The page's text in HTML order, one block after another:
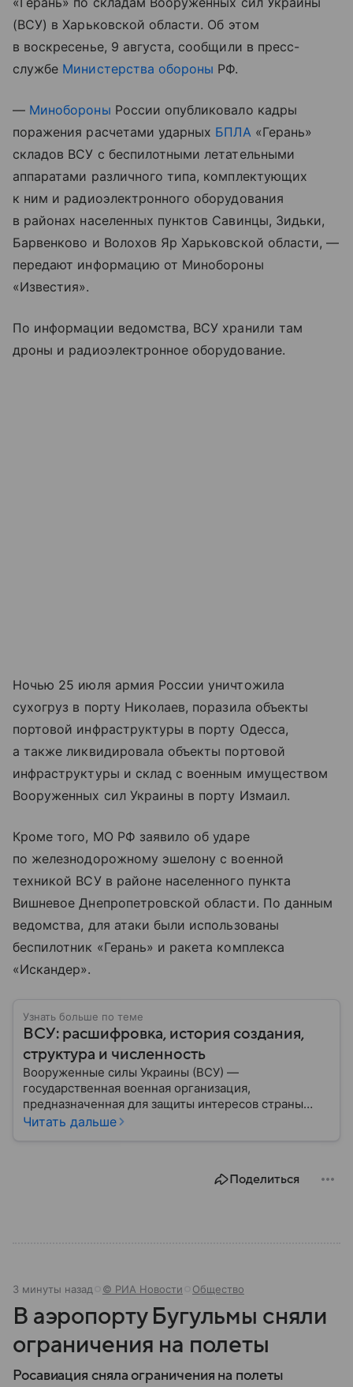
(ВСУ) в Харьковской области. Об этом
в воскресенье, 9 августа, сообщили в пресс-
службе Министерства обороны РФ.
— Минобороны России опубликовало кадры
поражения расчетами ударных БПЛА «Герань»
складов ВСУ с беспилотными летательными
аппаратами различного типа, комплектующих
к ним и радиоэлектронного оборудования
в районах населенных пунктов Савинцы, Зидьки,
Барвенково и Волохов Яр Харьковской области, —
передают информацию от Минобороны
«Известия».
По информации ведомства, ВСУ хранили там
дроны и радиоэлектронное оборудование.
Ночью 25 июля армия России уничтожила
сухогруз в порту Николаев, поразила объекты
портовой инфраструктуры в порту Одесса,
а также ликвидировала объекты портовой
инфраструктуры и склад с военным имуществом
Вооруженных сил Украины в порту Измаил.
Кроме того, МО РФ заявило об ударе
по железнодорожному эшелону с военной
техникой ВСУ в районе населенного пункта
Вишневое Днепропетровской области. По данным
ведомства, для атаки были использованы
беспилотник «Герань» и ракета комплекса
«Искандер».
Узнать больше по теме
ВСУ: расшифровка, история создания,
структура и численность
Вооруженные силы Украины (ВСУ) —
государственная военная организация,
предназначенная для защиты интересов страны
военным путем. Была создана после
Читать дальше
Поделиться
3 минуты назад © РИА Новости Общество
В аэропорту Бугульмы сняли
ограничения на полеты
Росавиация сняла ограничения на полеты